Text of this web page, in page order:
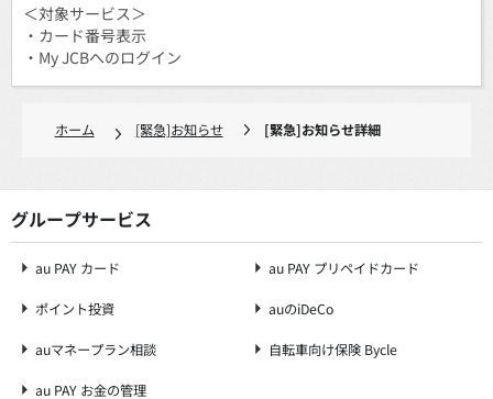
＜対象サービス＞
・カード番号表示
・My JCBへのログイン
ホーム [緊急]お知らせ [緊急]お知らせ詳細
グループサービス
au PAY カード au PAY プリペイドカード
ポイント投資 auのiDeCo
auマネープラン相談 自転車向け保険 Bycle
au PAY お金の管理